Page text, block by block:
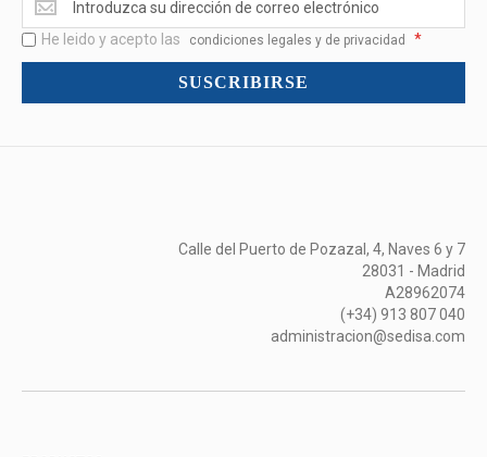
<br>Novedades
y
mucho
He leido y acepto las condiciones legales y de privacidad *
SUSCRIBIRSE
Calle del Puerto de Pozazal, 4, Naves 6 y 7
28031 - Madrid
A28962074
(+34) 913 807 040
administracion@sedisa.com